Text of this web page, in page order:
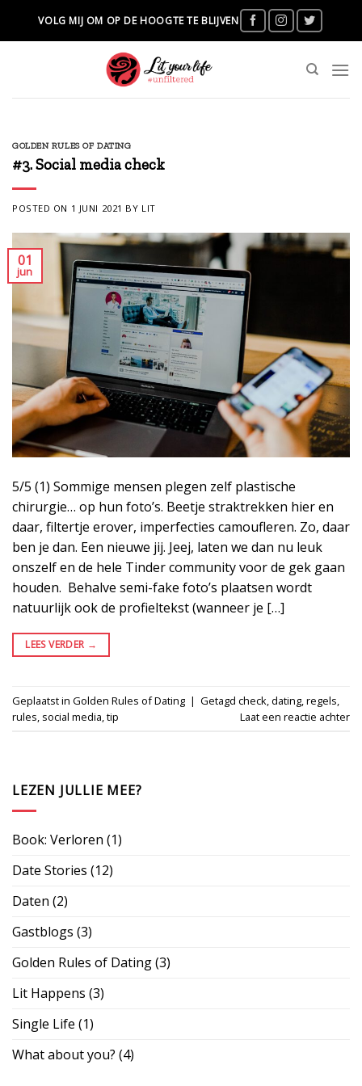
VOLG MIJ OM OP DE HOOGTE TE BLIJVEN
GOLDEN RULES OF DATING
#3. Social media check
POSTED ON 1 JUNI 2021 BY LIT
01
jun
5/5 (1) Sommige mensen plegen zelf plastische
chirurgie… op hun foto’s. Beetje straktrekken hier en
daar, filtertje erover, imperfecties camoufleren. Zo, daar
ben je dan. Een nieuwe jij. Jeej, laten we dan nu leuk
onszelf en de hele Tinder community voor de gek gaan
houden. Behalve semi-fake foto’s plaatsen wordt
natuurlijk ook de profieltekst (wanneer je […]
LEES VERDER →
Geplaatst in Golden Rules of Dating | Getagd check,dating,regels,
rules, social media,tip Laat een reactie achter
LEZEN JULLIE MEE?
Book: Verloren (1)
Date Stories (12)
Daten (2)
Gastblogs (3)
Golden Rules of Dating(3)
Lit Happens (3)
Single Life (1)
What about you? (4)